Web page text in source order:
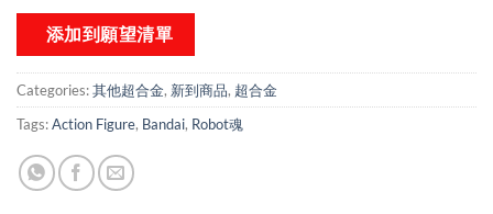
添加到願望清單
Categories:其他超合金, 新到商品​, 超合金
Tags:Action Figure, Bandai, Robot魂